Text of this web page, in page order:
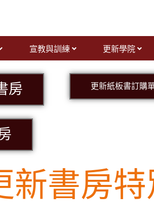
宣教與訓練 更新學院
房 更新紙板書訂購
新書房